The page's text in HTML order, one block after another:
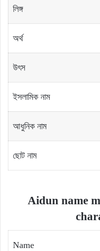
লিঙ্গ
অর্থ
উৎস
ইসলামিক নাম
আধুনিক নাম
ছোট নাম
Aidun name
Name